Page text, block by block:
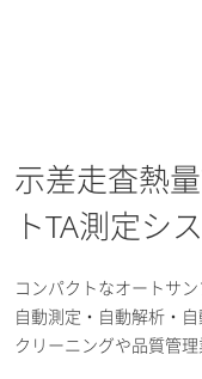
示差走査熱
トTA測定シ
コンパクトなオートサ
自動測定・自動解析・
クリーニングや品質管